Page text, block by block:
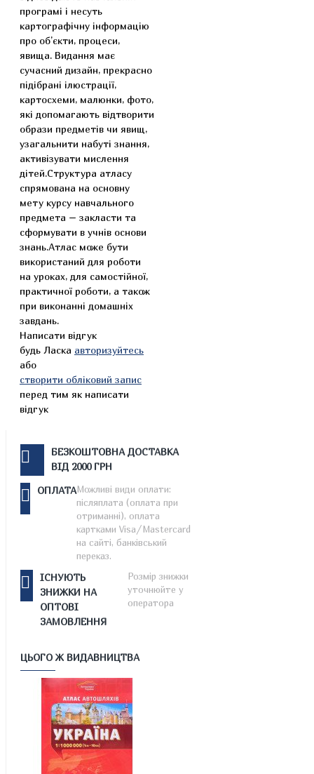
програмі і несуть
картографічну інформацію
про об’єкти, процеси,
явища. Видання має
сучасний дизайн, прекрасно
підібрані ілюстрації,
картосхеми, малюнки, фото,
які допомагають відтворити
образи предметів чи явищ,
узагальнити набуті знання,
активізувати мислення
дітей.Структура атласу
спрямована на основну
мету курсу навчального
предмета – закласти та
сформувати в учнів основи
знань.Атлас може бути
використаний для роботи
на уроках, для самостійної,
практичної роботи, а також
при виконанні домашніх
завдань.
Написати відгук
будь Ласка авторизуйтесь
або
створити обліковий запис
перед тим як написати
відгук
БЕЗКОШТОВНА ДОСТАВКА
ВІД 2000 ГРН
ОПЛАТАМожливі види оплати:
післяплата (оплата при
отриманні), оплата
картками Visa/Mastercard
на сайті, банківський
переказ.
ІСНУЮТЬ
ЗНИЖКИ НА
ОПТОВІ
ЗАМОВЛЕННЯ
Розмір знижки
уточнюйте у
оператора
ЦЬОГО Ж ВИДАВНИЦТВА